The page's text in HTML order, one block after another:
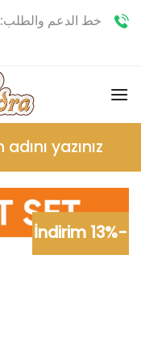
تخطي
للمحتوى
خط الدعم والطلب:
-13% İndirim